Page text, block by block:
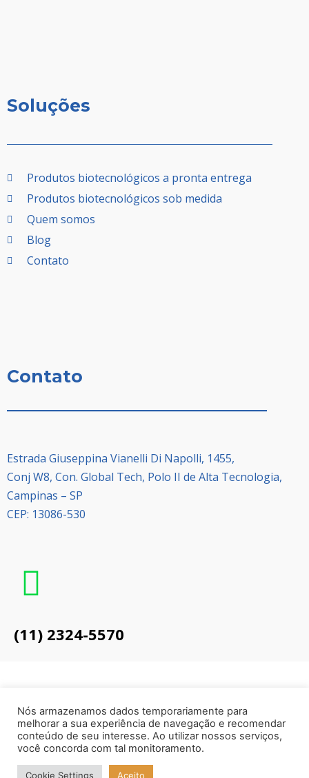
Soluções
Produtos biotecnológicos a pronta entrega
Produtos biotecnológicos sob medida
Quem somos
Blog
Contato
Contato
Estrada Giuseppina Vianelli Di Napolli, 1455,
Conj W8, Con. Global Tech, Polo II de Alta Tecnologia,
Campinas – SP
CEP: 13086-530
(11) 2324-5570
© 2024 Direitos Reservados – NexVitro biologics
Nós armazenamos dados temporariamente para
melhorar a sua experiência de navegação e recomendar
conteúdo de seu interesse. Ao utilizar nossos serviços,
você concorda com tal monitoramento.
Cookie Settings Aceito